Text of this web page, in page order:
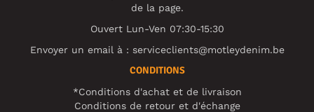
de la page.
Ouvert Lun-Ven 07:30-15:30
Envoyer un email à : serviceclients@motleydenim.be
CONDITIONS
*Conditions d'achat et de livraison
Conditions de retour et d'échange